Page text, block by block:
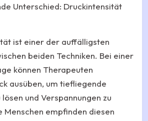
Unterschied: Druckintensität
ist einer der auffälligsten
beiden Techniken. Bei einer
können Therapeuten
ausüben, um tiefliegende
und Verspannungen zu
Menschen empfinden diesen